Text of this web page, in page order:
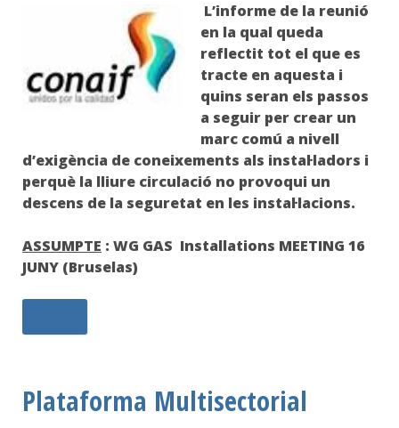
L’informe de la reunió
en la qual queda
reflectit tot el que es
tracte en aquesta i
quins seran els passos
a seguir per crear un
marc comú a nivell
d’exigència de coneixements als instal·ladors i
perquè la lliure circulació no provoqui un
descens de la seguretat en les instal·lacions.
ASSUMPTE : WG GAS Installations MEETING 16
JUNY (Bruselas)
Plataforma Multisectorial